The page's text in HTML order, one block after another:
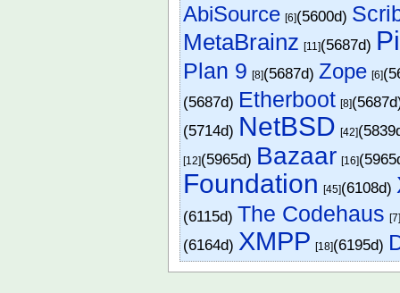
AbiSource [6](5600d)
MetaBrainz [11](5687d)
Plan 9 [8](5687d)Zope [6]
(5687d) Etherboot [8]
(5714d) NetBSD [42]
[12](5965d) Bazaar [16]
Foundation [45](6108d)
(6115d) The Codehaus
(6164d) XMPP [18](6195d)